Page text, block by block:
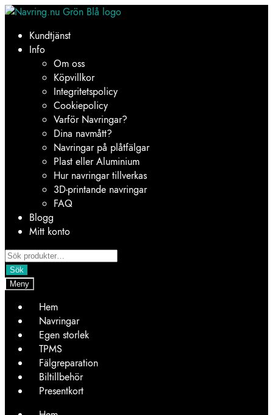
Hoppa
navigering
Hoppa
innehållKundtjänst
Info
Om oss
Köpvillkor
Integritetspolicy
Cookiepolicy
Varför Navringar?
Dina navmått?
Navringar på plåtfälgar
Plast eller Aluminium
Hur navringar tillverkas
3D-printande navringar
FAQ
Blogg
Mitt konto
Products
search
Sök
Meny
Hem
Navringar
Egen storlek
TPMS
Fälgreparation
Biltillbehör
Presentkort